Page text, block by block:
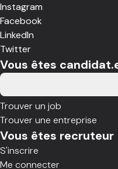
Instagram
Facebook
LinkedIn
Twitter
Vous êtes
Trouver un job
Trouver une entreprise
Vous êtes recruteur
S'inscrire
Me connecter